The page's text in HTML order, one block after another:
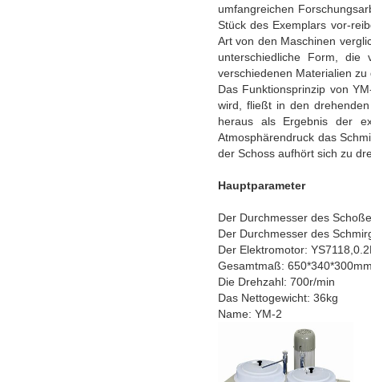
umfangreichen
Stück des Exemplars vor-
Art von den Maschinen
unterschiedliche Form,
verschiedenen Materialien
Das Funktionsprinzip von
wird, fließt in den
heraus als Ergebnis der
Atmosphärendruck das
der Schoss aufhört sich zu
Hauptparameter
Der Durchmesser des
Der Durchmesser des
Der Elektromotor:
Gesamtmaß: 650*340*300mm
Die Drehzahl: 700r/min
Das Nettogewicht: 36kg
Name: YM-2